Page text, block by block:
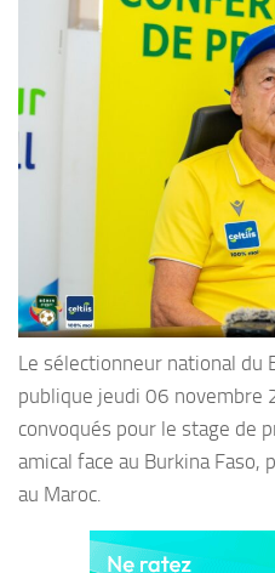
Le sélectionneur national du
publique jeudi 06
convoqués pour le stage de
amical face au Burkina
au Maroc.